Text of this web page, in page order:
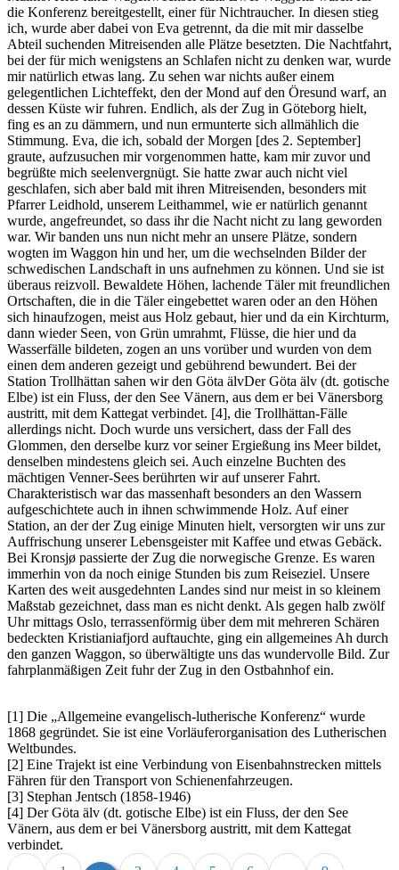
die Konferenz bereitgestellt, einer für Nichtraucher. In diesen stieg
ich, wurde aber dabei von Eva getrennt, da die mit mir dasselbe
Abteil suchenden Mitreisenden alle Plätze besetzten. Die Nachtfahrt,
bei der für mich wenigstens an Schlafen nicht zu denken war, wurde
mir natürlich etwas lang. Zu sehen war nichts außer einem
gelegentlichen Lichteffekt, den der Mond auf den Öresund warf, an
dessen Küste wir fuhren. Endlich, als der Zug in Göteborg hielt,
fing es an zu dämmern, und nun ermunterte sich allmählich die
Stimmung. Eva, die ich, sobald der Morgen [des 2. September]
graute, aufzusuchen mir vorgenommen hatte, kam mir zuvor und
begrüßte mich seelenvergnügt. Sie hatte zwar auch nicht viel
geschlafen, sich aber bald mit ihren Mitreisenden, besonders mit
Pfarrer Leidhold, unserem Leithammel, wie er natürlich genannt
wurde, angefreundet, so dass ihr die Nacht nicht zu lang geworden
war. Wir banden uns nun nicht mehr an unsere Plätze, sondern
wogten im Waggon hin und her, um die wechselnden Bilder der
schwedischen Landschaft in uns aufnehmen zu können. Und sie ist
überaus reizvoll. Bewaldete Höhen, lachende Täler mit freundlichen
Ortschaften, die in die Täler eingebettet waren oder an den Höhen
sich hinaufzogen, meist aus Holz gebaut, hier und da ein Kirchturm,
dann wieder Seen, von Grün umrahmt, Flüsse, die hier und da
Wasserfälle bildeten, zogen an uns vorüber und wurden von dem
einen dem anderen gezeigt und gebührend bewundert. Bei der
Station Trollhättan sahen wir den Göta älvDer Göta älv (dt. gotische
Elbe) ist ein Fluss, der den See Vänern, aus dem er bei Vänersborg
austritt, mit dem Kattegat verbindet. [4], die Trollhättan-Fälle
allerdings nicht. Doch wurde uns versichert, dass der Fall des
Glommen, den derselbe kurz vor seiner Ergießung ins Meer bildet,
denselben mindestens gleich sei. Auch einzelne Buchten des
mächtigen Venner-Sees berührten wir auf unserer Fahrt.
Charakteristisch war das massenhaft besonders an den Wassern
aufgeschichtete auch in ihnen schwimmende Holz. Auf einer
Station, an der der Zug einige Minuten hielt, versorgten wir uns zur
Auffrischung unserer Lebensgeister mit Kaffee und etwas Gebäck.
Bei Kronsjø passierte der Zug die norwegische Grenze. Es waren
immerhin von da noch einige Stunden bis zum Reiseziel. Unsere
Karten des weit ausgedehnten Landes sind nur meist in so kleinem
Maßstab gezeichnet, dass man es nicht denkt. Als gegen halb zwölf
Uhr mittags Oslo, terrassenförmig über dem mit mehreren Schären
bedeckten Kristianiafjord auftauchte, ging ein allgemeines Ah durch
den ganzen Waggon, so überwältigte uns das wundervolle Bild. Zur
fahrplanmäßigen Zeit fuhr der Zug in den Ostbahnhof ein.
[1] Die Allgemeine evangelisch-lutherische Konferenz
wurde
1868 gegründet. Sie ist eine Vorläuferorganisation des Lutherischen
Weltbundes.
[2] Eine Trajekt ist eine Verbindung von Eisenbahnstrecken mittels
Fähren für den Transport von Schienenfahrzeugen.
[3] Stephan Jentsch (1858-1946)
[4] Der Göta älv (dt. gotische Elbe) ist ein Fluss, der den See
Vänern, aus dem er bei Vänersborg austritt, mit dem Kattegat
verbindet.